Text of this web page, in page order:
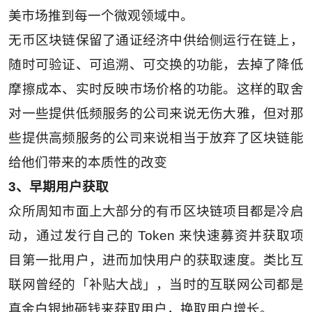
美市场推到每一个微观领域中。
无币区块链保留了通证经济中供给侧运行在链上，
随时可验证、可追溯、可交换的功能，去掉了降低
摩擦成本、实时反映市场价格的功能。这样的取舍
对一些提供低频服务的公司来说无伤大雅，但对那
些提供高频服务的公司来说相当于放弃了区块链能
给他们带来的本质性的改变
3、早期用户获取
众所周知市面上大部分的有币区块链项目都是冷启
动，通过发行自己的 Token 来快速募资并获取项
目第一批用户，进而加快用户的获取速度。类比互
联网曾经的「补贴大战」，当时的互联网公司都是
真金白银地砸钱来获取用户，换取用户增长。